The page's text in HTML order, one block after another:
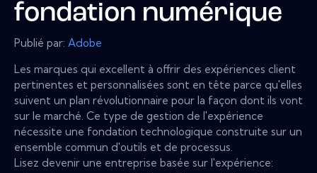
fondation numérique
Publié par: Adobe
Les marques qui excellent à offrir des expériences client
pertinentes et personnalisées sont en tête parce qu'elles
suivent un plan révolutionnaire pour la façon dont ils vont
sur le marché. Ce type de gestion de l'expérience
nécessite une fondation technologique construite sur un
ensemble commun d'outils et de processus.
Lisez devenir une entreprise basée sur l'expérience: